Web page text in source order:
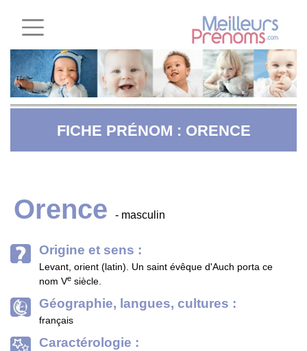
FICHE PRÉNOM : ORENCE
Orence - masculin
Origine et sens :
Levant, orient (latin). Un saint évêque d'Auch porta ce
nom Ve siècle.
Géographie, langues, cultures :
français
Caractérologie :